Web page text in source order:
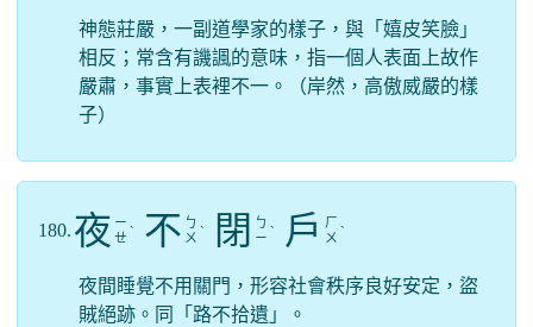
神態莊嚴，一副道學家的樣子，與「嬉皮笑臉」
相反；常含有譏諷的意味，指一個人表面上故作
嚴肅，事實上表裡不一。（岸然，高傲威嚴的樣
子）
180. 夜 ㄧ
ㄝˋ 不 ㄅ
ㄨ ˋ 閉
ㄅ
ㄧ ˋ 戶
ㄏ
ㄨ ˋ
夜間睡覺不用關門，形容社會秩序良好安定，盜
賊絕跡。同「路不拾遺」。